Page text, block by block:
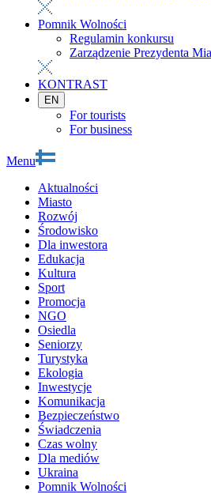
Pomnik Wolności
Regulamin konkursu
Zarządzenie Prezydenta
KONTRAST
EN
For tourists
For business
Menu
Aktualności
Miasto
Rozwój
Środowisko
Dla inwestora
Edukacja
Kultura
Sport
Promocja
NGO
Osiedla
Seniorzy
Turystyka
Ekologia
Inwestycje
Komunikacja
Bezpieczeństwo
Świadczenia
Czas wolny
Dla mediów
Ukraina
Pomnik Wolności